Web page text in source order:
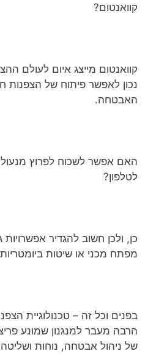
קוואנטום?
קוואנטום מייצג איום לעולם
נכון לאפשר פיתוח של הצפנות
האבטחה.
האם אפשר לשכוח לפרוץ
לטלפון?
כן, ולכן חשוב להגדיר אפשרויות
מפתח מכני או שיטות
בפנים וכל זה – טכנולוגיית
הרבה מעבר למנגנון שמונע
של ניהול אבטחה, נוחות